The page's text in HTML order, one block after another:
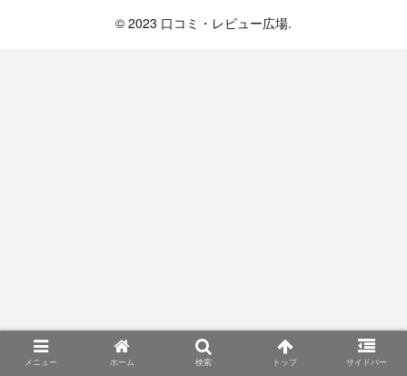
© 2023 口コミ・レビュー広場.
メニュー ホーム 検索 トップ サイドバー